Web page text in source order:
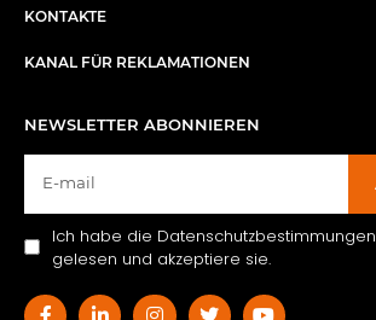
KONTAKTE
KANAL FÜR REKLAMATIONEN
NEWSLETTER ABONNIEREN
Ich habe die Datenschutzbestimmungen
gelesen und akzeptiere sie.